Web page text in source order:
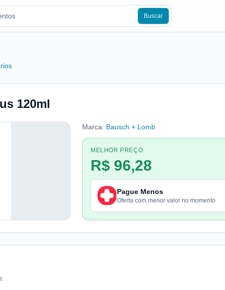
Buscar
120ml
Marca: Bausch + Lomb
MELHOR PREÇO
R$ 96,28
Pague Menos
Oferta com menor valor no momento